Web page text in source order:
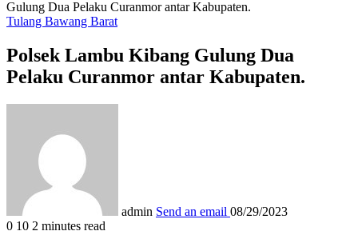
Gulung Dua Pelaku Curanmor antar Kabupaten.
Tulang Bawang Barat
Polsek Lambu Kibang Gulung Dua
Pelaku Curanmor antar Kabupaten.
admin Send an email 08/29/2023
0 10 2 minutes read